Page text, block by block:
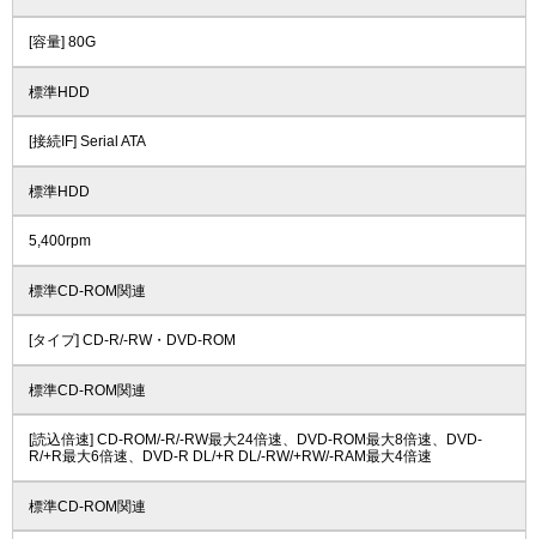
[容量] 80G
標準HDD
[接続IF] Serial ATA
標準HDD
5,400rpm
標準CD-ROM関連
[タイプ] CD-R/-RW・DVD-ROM
標準CD-ROM関連
[読込倍速] CD-ROM/-R/-RW最大24倍速、DVD-ROM最大8倍速、DVD-
R/+R最大6倍速、DVD-R DL/+R DL/-RW/+RW/-RAM最大4倍速
標準CD-ROM関連